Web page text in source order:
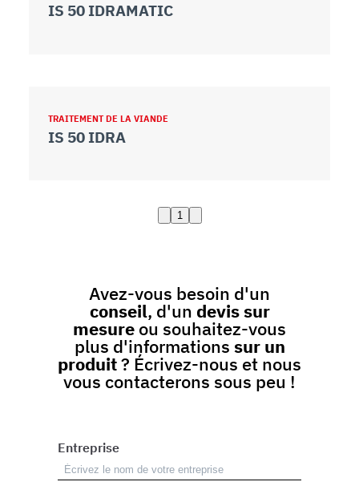
IS 50 IDRAMATIC
TRAITEMENT DE LA VIANDE
IS 50 IDRA
1
Avez-vous besoin d'un
conseil, d'un devis sur
mesure ou souhaitez-vous
plus d'informations sur un
produit? Écrivez-nous et nous
vous contacterons sous peu !
Entreprise